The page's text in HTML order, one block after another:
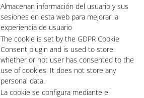
Almacenan información del usuario y sus
sesiones en esta web para mejorar la
experiencia de usuario
The cookie is set by the GDPR Cookie
Consent plugin and is used to store
whether or not user has consented to the
use of cookies. It does not store any
personal data.
La cookie se configura mediante el